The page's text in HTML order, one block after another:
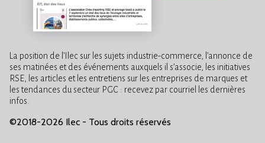
La position de l’Ilec sur les sujets industrie-commerce, l’annonce de
ses matinées et des événements auxquels il s’associe, les initiatives
RSE, les articles et les entretiens sur les entreprises de marques et
les tendances du secteur PGC : recevez par courriel les dernières
infos.
©2018-2026 Ilec - Tous droits réservés